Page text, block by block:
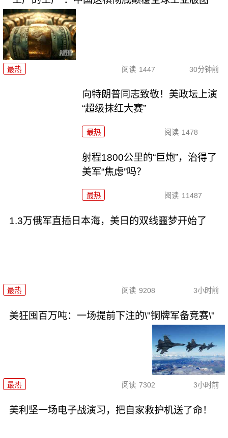
最热 阅读 1447 30分钟前
向特朗普同志致敬！美政坛上演
“超级抹红大赛”
最热 阅读 1478
射程1800公里的“巨炮”，治得了
美军“焦虑”吗？
最热 阅读 11487
1.3万俄军直插日本海，美日的双线噩梦开始了
最热 阅读 9208 3小时前
美狂囤百万吨：一场提前下注的\"铜牌军备竞赛\"
最热 阅读 7302 3小时前
美利坚一场电子战演习，把自家救护机送了命！